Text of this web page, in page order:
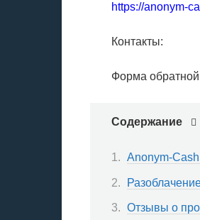
https://anonym-
Контакты:
Форма обратной
Содержание
Anonym-
Отзывы о